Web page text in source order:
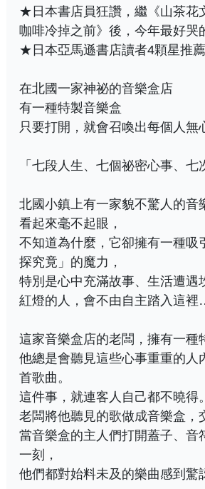
★日本書店員狂讚，繼《山茶花
咖啡冷掉之前》後，今年最好哭
★日本亞馬遜書店讀者4顆星推薦
在北國一家神祕的音樂盒店
有一種特製音樂盒
只要打開，就會召喚出每個人無
「七段人生、七個祕密心事、七
北國小鎮上有一家貌不驚人的音
看起來毫不起眼，
不知道為什麼，它卻擁有一種吸
探究竟」的魔力，
特別是心中充滿故事、生活遭遇
紅燈的人，會不由自主踏入這
這家音樂盒店的老闆，擁有一種
他總是會聽見這些心事重重的人
首歌曲。
這件事，就連客人自己都不曉得。
老闆將他聽見的歌做成音樂盒，
當音樂盒的主人們打開蓋子、音
一刻，
他們都對始料未及的樂曲感到